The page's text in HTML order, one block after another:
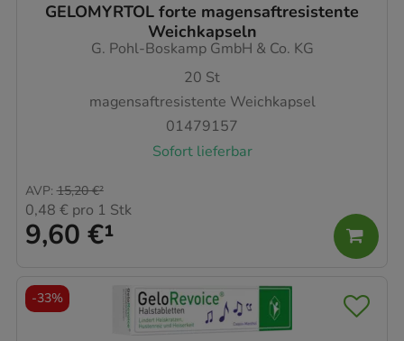
GELOMYRTOL forte magensaftresistente
Weichkapseln
G. Pohl-Boskamp GmbH & Co. KG
20 St
magensaftresistente Weichkapsel
01479157
Sofort lieferbar
9,60 €¹
AVP: 15,20 €²
0,48 € pro 1 Stk
-33%